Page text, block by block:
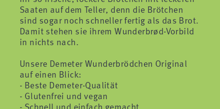
Saaten auf dem Teller, denn die Brötchen
sind sogar noch schneller fertig als das Brot.
Damit stehen sie ihrem Wunderbrød-Vorbild
in nichts nach.
Unsere Demeter Wunderbrödchen Original
auf einen Blick:
- Beste Demeter-Qualität
- Glutenfrei und vegan
- Schnell und einfach gemacht